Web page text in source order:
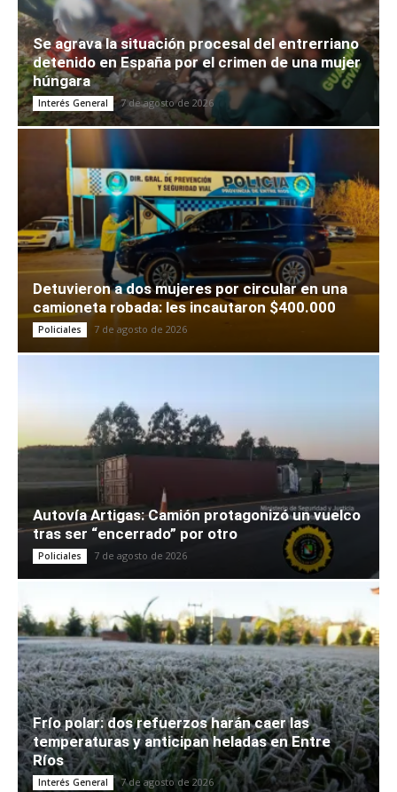
Se agrava la situación procesal del entrerriano
detenido en España por el crimen de una mujer
húngara
Interés General 7 de agosto de 2026
Detuvieron a dos mujeres por circular en una
camioneta robada: les incautaron $400.000
Policiales 7 de agosto de 2026
Autovía Artigas: Camión protagonizó un vuelco
tras ser “encerrado” por otro
Policiales 7 de agosto de 2026
Frío polar: dos refuerzos harán caer las
temperaturas y anticipan heladas en Entre
Ríos
Interés General 7 de agosto de 2026